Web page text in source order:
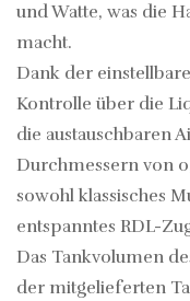
und Watte, was die
macht.
Dank der
Kontrolle über die
die austauschbaren
Durchmessern von
sowohl klassisches
entspanntes RDL-
Das Tankvolumen
der mitgelieferten